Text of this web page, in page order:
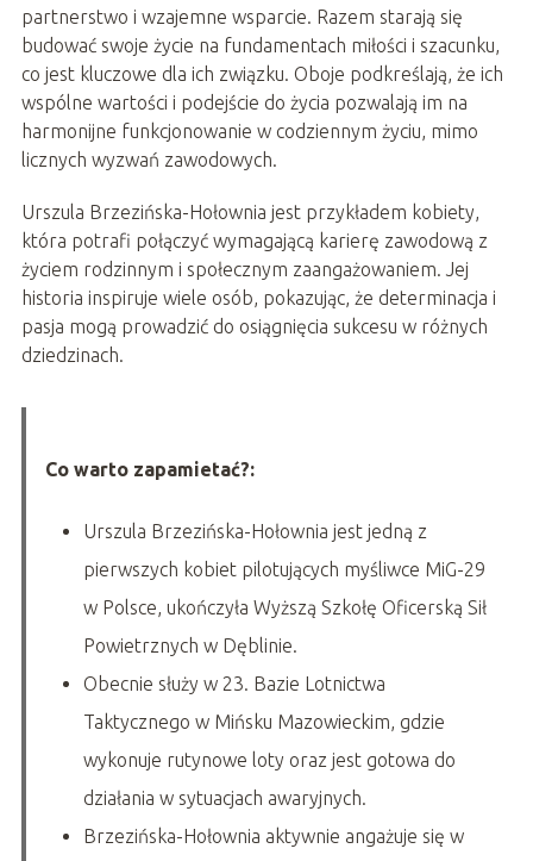
partnerstwo i wzajemne wsparcie. Razem starają się
budować swoje życie na fundamentach miłości i szacunku,
co jest kluczowe dla ich związku. Oboje podkreślają, że ich
wspólne wartości i podejście do życia pozwalają im na
harmonijne funkcjonowanie w codziennym życiu, mimo
licznych wyzwań zawodowych.
Urszula Brzezińska-Hołownia jest przykładem kobiety,
która potrafi połączyć wymagającą karierę zawodową z
życiem rodzinnym i społecznym zaangażowaniem. Jej
historia inspiruje wiele osób, pokazując, że determinacja i
pasja mogą prowadzić do osiągnięcia sukcesu w różnych
dziedzinach.
Co warto zapamietać?:
Urszula Brzezińska-Hołownia jest jedną z
pierwszych kobiet pilotujących myśliwce MiG-29
w Polsce, ukończyła Wyższą Szkołę Oficerską Sił
Powietrznych w Dęblinie.
Obecnie służy w 23. Bazie Lotnictwa
Taktycznego w Mińsku Mazowieckim, gdzie
wykonuje rutynowe loty oraz jest gotowa do
działania w sytuacjach awaryjnych.
Brzezińska-Hołownia aktywnie angażuje się w